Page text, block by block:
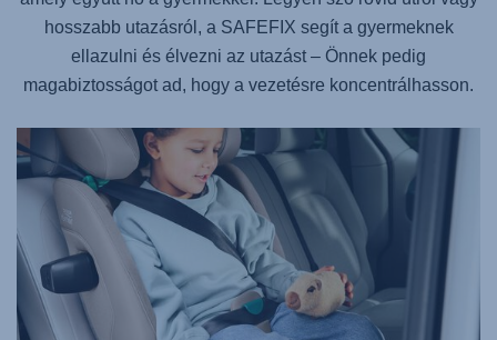
hosszabb utazásról, a SAFEFIX segít a gyermeknek
ellazulni és élvezni az utazást – Önnek pedig
magabiztosságot ad, hogy a vezetésre koncentrálhasson.